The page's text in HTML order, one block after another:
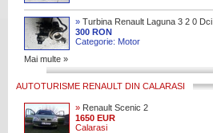
» Turbina Renault Laguna 3 2 0 Dci
M9r 2009
300 RON
Categorie: Motor
Mai multe »
AUTOTURISME RENAULT DIN CALARASI
» Renault Scenic 2
1650 EUR
Calarasi